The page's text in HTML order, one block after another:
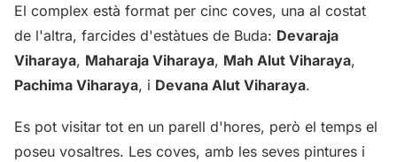
El complex està format per cinc coves, una al costat
de l'altra, farcides d'estàtues de Buda: Devaraja
Viharaya, Maharaja Viharaya, Mah Alut Viharaya,
Pachima Viharaya, i Devana Alut Viharaya.
Es pot visitar tot en un parell d'hores, però el temps el
poseu vosaltres. Les coves, amb les seves pintures i